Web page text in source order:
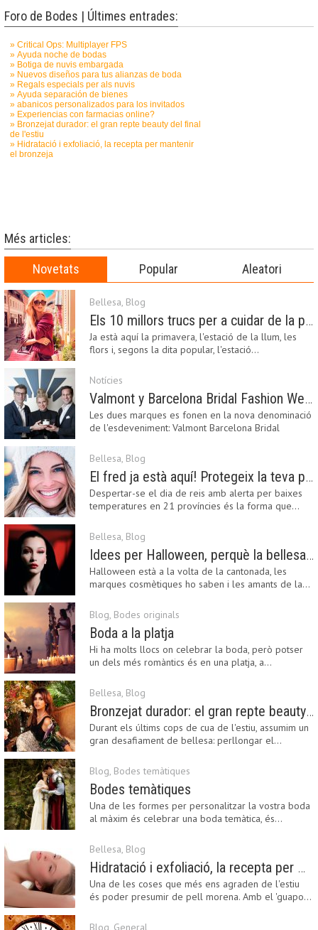
Foro de Bodes | Últimes entrades:
Més articles:
Novetats Popular Aleatori
Bellesa, Blog
Els 10 millors trucs per a cuidar de la pell a la primavera
Ja està aquí la primavera, l'estació de la llum, les
flors i, segons la dita popular, l'estació…
Notícies
Valmont y Barcelona Bridal Fashion Week s’uneixen per donar impuls a la creativitat, la innovació i el disseny de la moda nupcial
Les dues marques es fonen en la nova denominació
de l'esdeveniment: Valmont Barcelona Bridal
Bellesa, Blog
El fred ja està aquí! Protegeix la teva pell amb els nostres consells i propostes
Despertar-se el dia de reis amb alerta per baixes
temperatures en 21 províncies és la forma que…
Bellesa, Blog
Idees per Halloween, perquè la bellesa pot ser terrorífica
Halloween està a la volta de la cantonada, les
marques cosmètiques ho saben i les amants de la…
Blog, Bodes originals
Boda a la platja
Hi ha molts llocs on celebrar la boda, però potser
un dels més romàntics és en una platja, a…
Bellesa, Blog
Bronzejat durador: el gran repte beauty del final de l’estiu
Durant els últims cops de cua de l'estiu, assumim un
gran desafiament de bellesa: perllongar el…
Blog, Bodes temàtiques
Bodes temàtiques
Una de les formes per personalitzar la vostra boda
al màxim és celebrar una boda temàtica, és…
Bellesa, Blog
Hidratació i exfoliació, la recepta per mantenir el bronzejat
Una de les coses que més ens agraden de l'estiu
és poder presumir de pell morena. Amb el 'guapo…
Blog, General